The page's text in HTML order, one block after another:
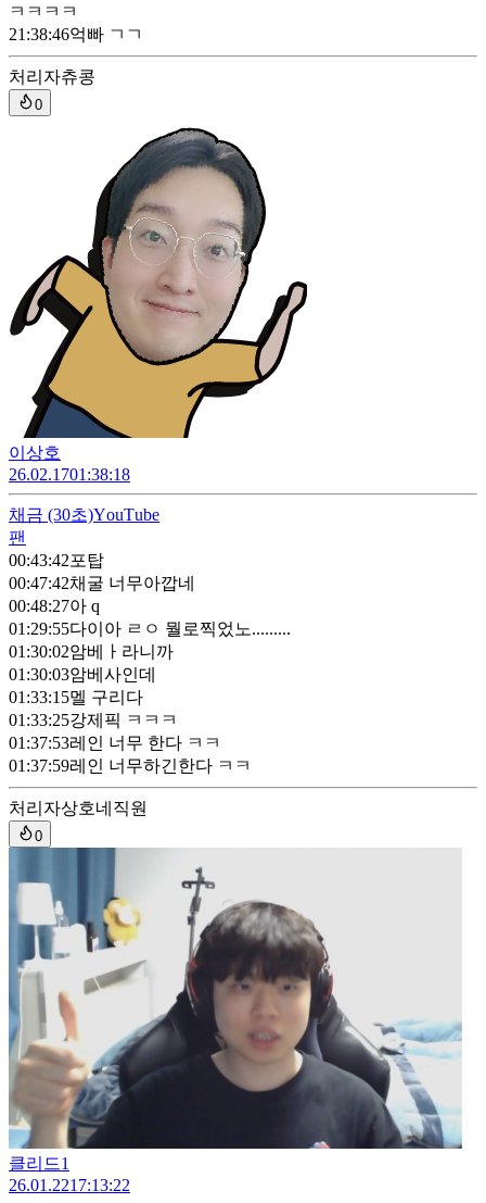
ㅋㅋㅋㅋ
21:38:46억빠 ㄱㄱ
처리자츄콩
0
이상호
26.02.1701:38:18
채금 (30초)ΥouΤube
팬
00:43:42포탑
00:47:42채굴 너무아깝네
00:48:27아 q
01:29:55다이아 ㄹㅇ 뭘로찍었노.........
01:30:02암베ㅏ라니까
01:30:03암베사인데
01:33:15멜 구리다
01:33:25강제픽 ㅋㅋㅋ
01:37:53레인 너무 한다 ㅋㅋ
01:37:59레인 너무하긴한다 ㅋㅋ
처리자상호네직원
0
클리드1
26.01.2217:13:22